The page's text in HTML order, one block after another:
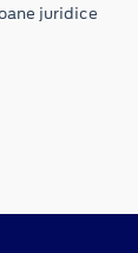
juridice